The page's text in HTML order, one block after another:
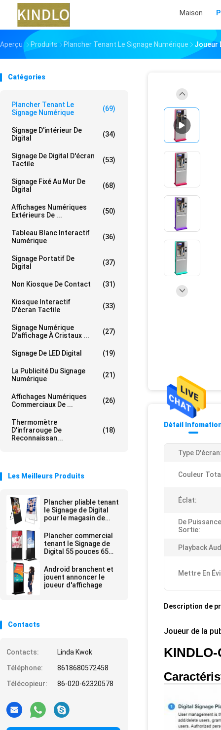
Maison
Aperçu Produits Plancher Tenant Le Signage Numérique Joueur
Catégories
Plancher Tenant Le
Signage Numérique
(69)
Signage D'intérieur De
Digital
(34)
Signage De Digital D'écran
Tactile
(53)
Signage Fixé Au Mur De
Digital
(68)
Affichages Numériques
Extérieurs De ...
(50)
Tableau Blanc Interactif
Numérique
(36)
Signage Portatif De
Digital
(37)
Non Kiosque De Contact (31)
Kiosque Interactif
D'écran Tactile
(33)
Signage Numérique
D'affichage À Cristaux ...
(27)
Signage De LED Digital (19)
La Publicité Du Signage
Numérique
(21)
Affichages Numériques
Commerciaux De ...
(26)
Thermomètre
D'infrarouge De
Reconnaissan...
(18)
Les Meilleurs Produits
Plancher pliable tenant
le Signage de Digital
pour le magasin de
Plancher commercial
tenant le Signage de
Digital 55 pouces 65
Android branchent et
jouent annoncer le
joueur d'affichage
Contacts
Contacts:
Linda Kwok
Téléphone:
8618680572458
Télécopieur:
86-020-62320578
Détail
Type
Couleur
Éclat:
De
Sortie:
Playback
Mettre En
Description de
Joueur de la
KINDLO-